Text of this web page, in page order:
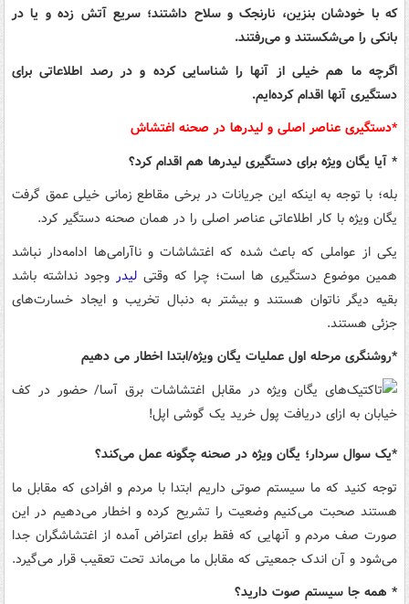
که با خودشان بنزین، نارنجک و سلاح داشتند؛ سریع آتش زده و یا در
بانکی را می‌شکستند و می‌رفتند.
اگرچه ما هم خیلی از آنها را شناسایی کرده و در رصد اطلاعاتی برای
دستگیری آنها اقدام کرده‌ایم.
*دستگیری عناصر اصلی و لیدرها در صحنه اغتشاش
* آیا یگان ویژه برای دستگیری‌ لیدرها هم اقدام کرد؟
بله؛ با توجه به اینکه این جریانات در برخی مقاطع زمانی خیلی عمق گرفت
یگان ویژه با کار اطلاعاتی عناصر اصلی را در همان صحنه دستگیر کرد.
یکی از عواملی که باعث شده که اغتشاشات و ناآرامی‌ها ادامه‌دار نباشد
همین موضوع دستگیری‌ ها است؛ چرا که وقتی لیدر وجود نداشته باشد
بقیه دیگر ناتوان هستند و بیشتر به دنبال تخریب و ایجاد خسارت‌های
جزئی هستند.
*روشنگری مرحله اول عملیات یگان ویژه/ابتدا اخطار می دهیم
*یک سوال سردار؛ یگان ویژه در صحنه چگونه عمل می‌کند؟
توجه کنید که ما سیستم صوتی داریم ابتدا با مردم و افرادی که مقابل ما
هستند صحبت می‌کنیم وضعیت را تشریح کرده و اخطار می‌دهیم در این
صورت صف مردم و آنهایی که فقط برای اعتراض آمده از اغتشاشگران جدا
می‌شود و آن اندک جمعیتی که مقابل ما می‌ماند تحت تعقیب قرار می‌گیرد.
* همه جا سیستم صوت دارید؟